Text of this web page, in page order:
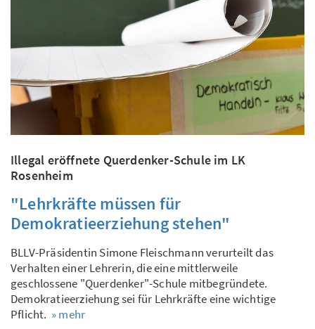
Illegal eröffnete Querdenker-Schule im LK
Rosenheim
"Lehrkräfte müssen für
Demokratieerziehung stehen"
BLLV-Präsidentin Simone Fleischmann verurteilt das
Verhalten einer Lehrerin, die eine mittlerweile
geschlossene "Querdenker"-Schule mitbegründete.
Demokratieerziehung sei für Lehrkräfte eine wichtige
Pflicht. » mehr